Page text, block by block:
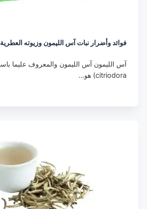
فوائد وأضرار نبات آس الليمون وزيوته العطرية
citriodora) هو…